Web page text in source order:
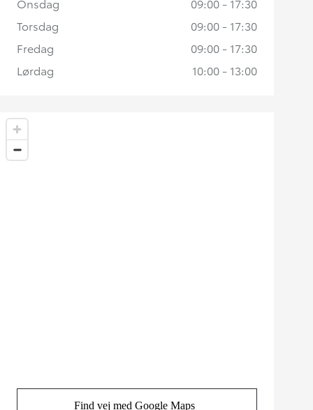
Find vej med Google Maps
Torsdag
09:00 - 17:30
Fredag
09:00 - 17:30
Lørdag
10:00 - 13:00